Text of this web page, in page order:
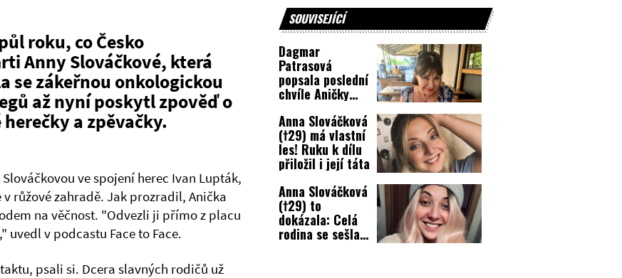
roku, co Česko
Anny Slováčkové, která
se zákeřnou onkologickou
až nyní poskytl zpověď o
a zpěvačky.
ve spojení herec Ivan Lupták,
růžové zahradě. Jak prozradil, Anička
na věčnost. "Odvezli ji přímo z placu
v podcastu Face to Face.
psali si. Dcera slavných rodičů už
SOUVISEJÍCÍ
Dagmar
Patrasová
popsala poslední
chvíle Aničky
Anna Slováčková
(†29) má vlastní
les! Ruku k dílu
přiložil i její táta
Anna Slováčková
(†29) to
dokázala: Celá
rodina se sešla,